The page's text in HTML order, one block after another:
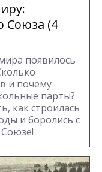
Союза (4
появилось
и почему
парты?
как строилась
и боролись с